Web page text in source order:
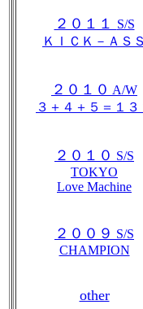
２０１１
S/S
ＫＩＣＫ－ＡＳＳ
２０１０ A/W
３＋４＋５＝１３
２０１０ S/S
TOKYO
Love Machine
２００９ S/S
CHAMPION
other